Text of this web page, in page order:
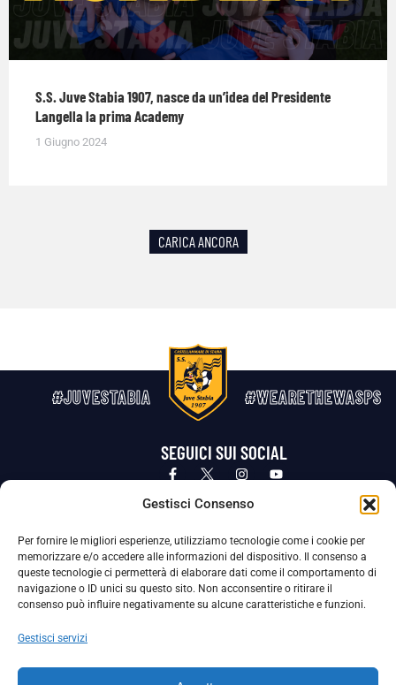
Gestisci Consenso
Per fornire le migliori esperienze, utilizziamo tecnologie come i cookie per
memorizzare e/o accedere alle informazioni del dispositivo. Il consenso a
queste tecnologie ci permetterà di elaborare dati come il comportamento di
navigazione o ID unici su questo sito. Non acconsentire o ritirare il
consenso può influire negativamente su alcune caratteristiche e funzioni.
Gestisci servizi
S.S. Juve Stabia 1907, nasce da un’idea del Presidente
Langella la prima Academy
1 Giugno 2024
CARICA ANCORA
#JUVESTABIA #WEARETHEWASPS
SEGUICI SUI SOCIAL
Privacy Policy Cookie Policy
La Società ha nominato il Responsabile della Protezione dei Dati Personali (DPO), figura specializzata che vigila sulle modalità
adottate dalla nostra Società per tutelare i Suoi dati personali.
Per contattare il DPO può scrivere a